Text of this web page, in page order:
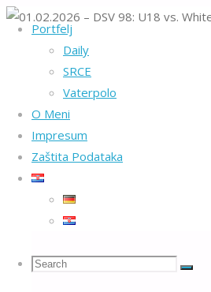
Portfelj
Daily
SRCE
Vaterpolo
O Meni
Impresum
Zaštita Podataka
Search
Search
Home
Unkategorisiert
01.02.2026 –